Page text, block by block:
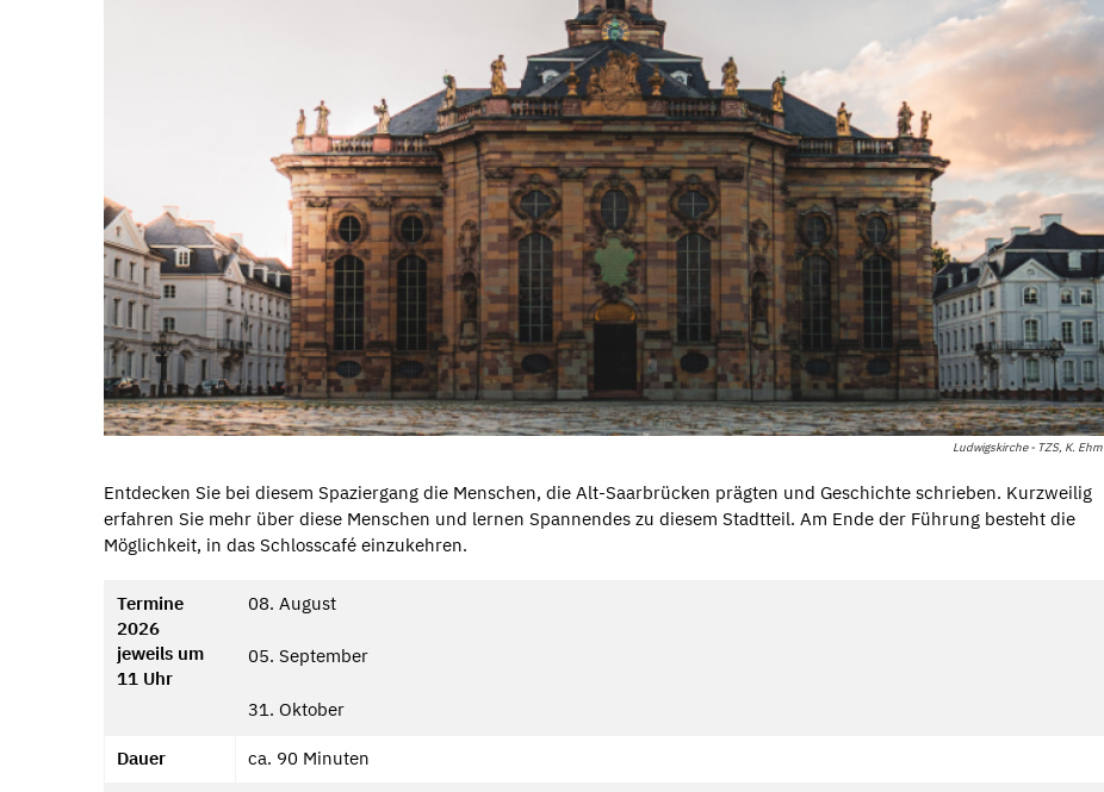
Ludwigskirche - TZS, K. Ehm
Entdecken Sie bei diesem Spaziergang die Menschen, die Alt-Saarbrücken prägten und Geschichte schrieben. Kurzweilig
erfahren Sie mehr über diese Menschen und lernen Spannendes zu diesem Stadtteil. Am Ende der Führung besteht die
Möglichkeit, in das Schlosscafé einzukehren.
Termine
2026
jeweils um
11 Uhr
08. August
05. September
31. Oktober
Dauer ca. 90 Minuten